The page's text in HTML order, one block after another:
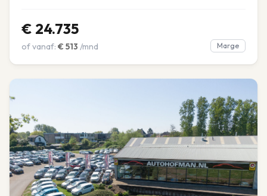
€ 24.735
of vanaf: € 513 /mnd Marge